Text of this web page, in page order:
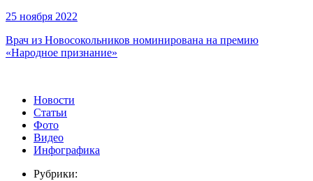
25 ноября 2022
Врач из Новосокольников номинирована на премию
«Народное признание»
Новости
Статьи
Фото
Видео
Инфографика
Рубрики: